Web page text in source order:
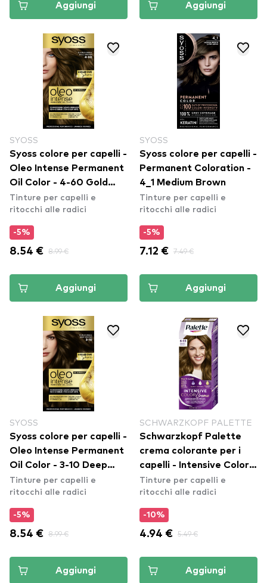
Aggiungi Aggiungi
SYOSS
Syoss colore per capelli -
Oleo Intense Permanent
Oil Color - 4-60 Gold
Brown
Tinture per capelli e
ritocchi alle radici
-5%
8.54 € 8.99 €
Aggiungi
SYOSS
Syoss colore per capelli -
Permanent Coloration -
4_1 Medium Brown
Tinture per capelli e
ritocchi alle radici
-5%
7.12 € 7.49 €
Aggiungi
SYOSS
Syoss colore per capelli -
Oleo Intense Permanent
Oil Color - 3-10 Deep
Brown
Tinture per capelli e
ritocchi alle radici
-5%
8.54 € 8.99 €
Aggiungi
SCHWARZKOPF PALETTE
Schwarzkopf Palette
crema colorante per i
capelli - Intensive Color
Creme - 6-65 Nougat
Tinture per capelli e
ritocchi alle radici
-10%
4.94 € 5.49 €
Aggiungi